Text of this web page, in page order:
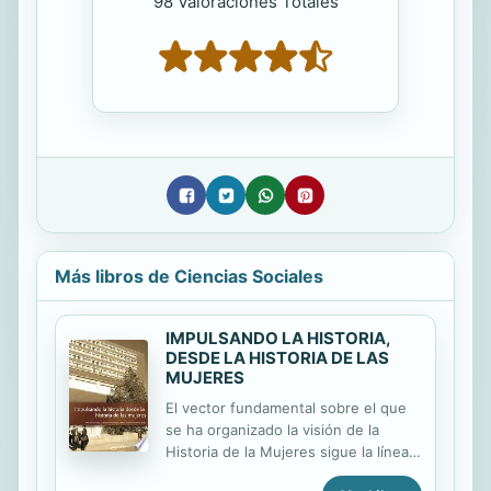
Más libros de Ciencias Sociales
IMPULSANDO LA HISTORIA,
DESDE LA HISTORIA DE LAS
MUJERES
El vector fundamental sobre el que
se ha organizado la visión de la
Historia de la Mujeres sigue la línea
inciada en la Ilustración, que